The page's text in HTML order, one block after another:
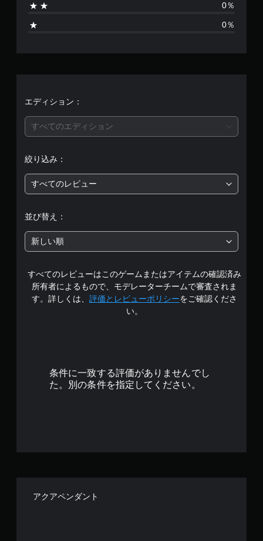
、
段
階
の
1
で
す
0％
0％
エディション：
すべてのエディション
絞り込み：
すべてのレビュー
並び替え：
新しい順
すべてのレビューはこのゲームまたはアイテムの確認済み
所有者によるもので、モデレーターチームで審査されま
す。詳しくは、 評価とレビューポリシーをご確認くださ
い。
条件に一致する評価がありませんでし
た。別の条件を指定してください。
アクアペンダント